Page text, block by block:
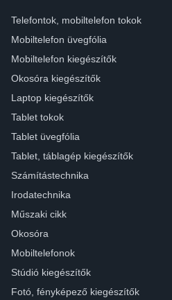
Telefontok, mobiltelefon tokok
Mobiltelefon üvegfólia
Mobiltelefon kiegészítők
Okosóra kiegészítők
Laptop kiegészítők
Tablet tokok
Tablet üvegfólia
Tablet, táblagép kiegészítők
Számítástechnika
Irodatechnika
Műszaki cikk
Okosóra
Mobiltelefonok
Stúdió kiegészítők
Fotó, fényképező kiegészítők